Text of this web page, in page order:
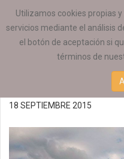
Utilizamos cookies propias
servicios mediante el análisis
el botón de aceptación si
términos de
ESTÁ AQUÍ: ACTUALIDAD
Reunión
Salud
18 SEPTIEMBRE 2015